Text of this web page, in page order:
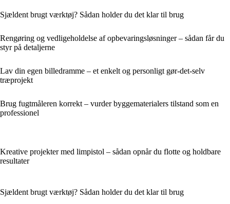
Sjældent brugt værktøj? Sådan holder du det klar til brug
Rengøring og vedligeholdelse af opbevaringsløsninger – sådan får du
styr på detaljerne
Lav din egen billedramme – et enkelt og personligt gør-det-selv
træprojekt
Brug fugtmåleren korrekt – vurder byggematerialers tilstand som en
professionel
Kreative projekter med limpistol – sådan opnår du flotte og holdbare
resultater
Sjældent brugt værktøj? Sådan holder du det klar til brug